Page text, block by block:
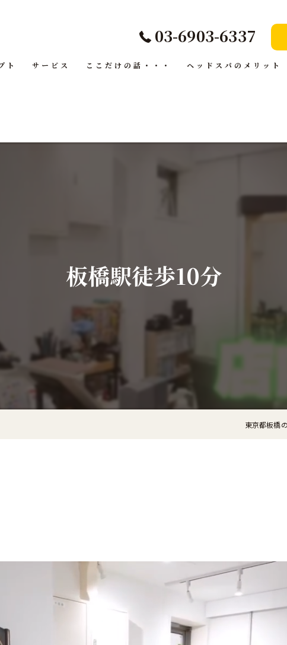
03-6903-6337
ト サービス ここだけの話・・・ ヘッドスパのメリット
板橋駅徒歩10分
東京都板橋